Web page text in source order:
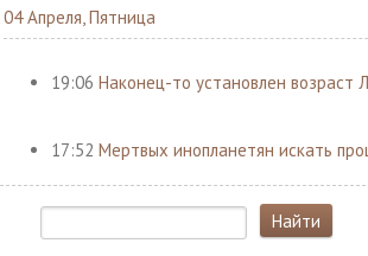
04 Апреля, Пятница
19:06 Наконец-то установлен возраст
17:52 Мертвых инопланетян искать